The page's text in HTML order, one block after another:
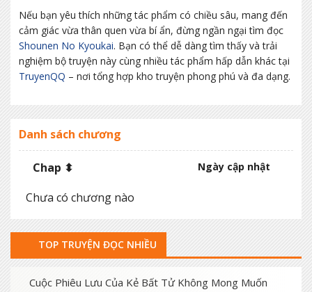
Nếu bạn yêu thích những tác phẩm có chiều sâu, mang đến
cảm giác vừa thân quen vừa bí ẩn, đừng ngần ngại tìm đọc
Shounen No Kyoukai. Bạn có thể dễ dàng tìm thấy và trải
nghiệm bộ truyện này cùng nhiều tác phẩm hấp dẫn khác tại
TruyenQQ – nơi tổng hợp kho truyện phong phú và đa dạng.
Danh sách chương
Chap ⬍ Ngày cập nhật
Chưa có chương nào
TOP TRUYỆN ĐỌC NHIỀU
Cuộc Phiêu Lưu Của Kẻ Bất Tử Không Mong Muốn